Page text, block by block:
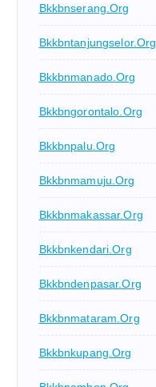
Bkkbnserang.org
Bkkbntanjungselor.org
Bkkbnmanado.org
Bkkbngorontalo.org
Bkkbnpalu.org
Bkkbnmamuju.org
Bkkbnmakassar.org
Bkkbnkendari.org
Bkkbndenpasar.org
Bkkbnmataram.org
Bkkbnkupang.org